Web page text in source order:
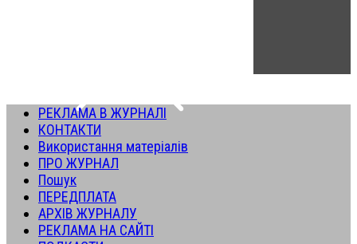
РЕКЛАМА В ЖУРНАЛІ
КОНТАКТИ
Використання матеріалів
ПРО ЖУРНАЛ
Пошук
ПЕРЕДПЛАТА
АРХІВ ЖУРНАЛУ
РЕКЛАМА НА САЙТІ